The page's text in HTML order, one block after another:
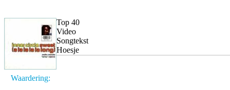
Waardering:
Top 40
Video
Songtekst
Hoesje